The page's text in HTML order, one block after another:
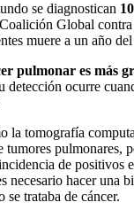
se diagnostican
Global
muere a un año
pulmonar es más
detección ocurre
la tomografía
tumores pulmonares,
de positivos
necesario hacer una
se trataba de cáncer.